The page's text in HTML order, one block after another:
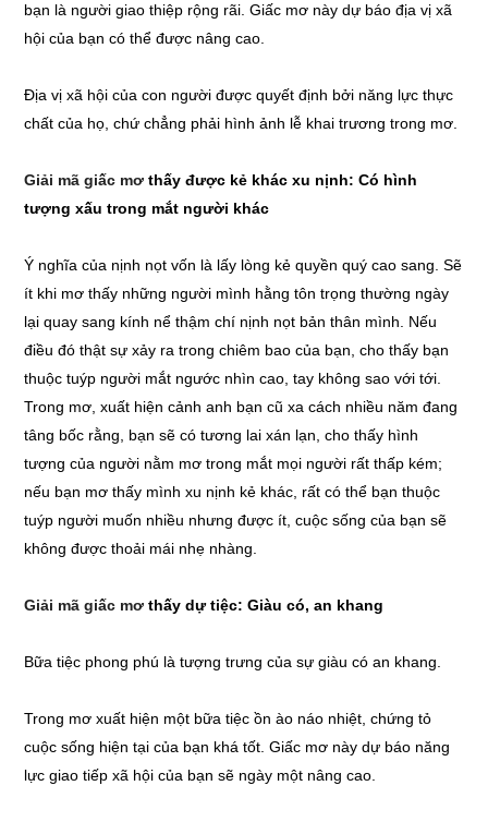
bạn là người giao thiệp rộng rãi. Giấc mơ này dự báo địa vị xã
hội của bạn có thể được nâng cao.
Địa vị xã hội của con người được quyết định bởi năng lực thực
chất của họ, chứ chẳng phải hình ảnh lễ khai trương trong mơ.
Giải mã giấc mơthấy được kẻ khác xu nịnh: Có hình
tượng xấu trong mắt người khác
Ý nghĩa của nịnh nọt vốn là lấy lòng kẻ quyền quý cao sang. Sẽ
ít khi mơ thấy những người mình hằng tôn trọng thường ngày
lại quay sang kính nể thậm chí nịnh nọt bản thân mình. Nếu
điều đó thật sự xảy ra trong chiêm bao của bạn, cho thấy bạn
thuộc tuýp người mắt ngước nhìn cao, tay không sao với tới.
Trong mơ, xuất hiện cảnh anh bạn cũ xa cách nhiều năm đang
tâng bốc rằng, bạn sẽ có tương lai xán lạn, cho thấy hình
tượng của người nằm mơ trong mắt mọi người rất thấp kém;
nếu bạn mơ thấy mình xu nịnh kẻ khác, rất có thể bạn thuộc
tuýp người muốn nhiều nhưng được ít, cuộc sống của bạn sẽ
không được thoải mái nhẹ nhàng.
Giải mã giấc mơthấy dự tiệc: Giàu có, an khang
Bữa tiệc phong phú là tượng trưng của sự giàu có an khang.
Trong mơ xuất hiện một bữa tiệc ồn ào náo nhiệt, chứng tỏ
cuộc sống hiện tại của bạn khá tốt. Giấc mơ này dự báo năng
lực giao tiếp xã hội của bạn sẽ ngày một nâng cao.